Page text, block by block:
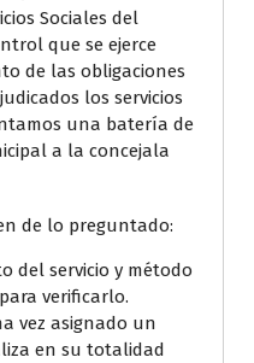
Sociales del
que se ejerce
de las obligaciones
los servicios
una batería de
a la concejala
de lo preguntado:
del servicio y método
verificarlo.
vez asignado un
en su totalidad